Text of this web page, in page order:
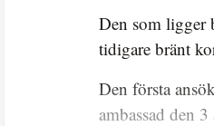
Den som ligger
tidigare bränt
Den första
ambassad den